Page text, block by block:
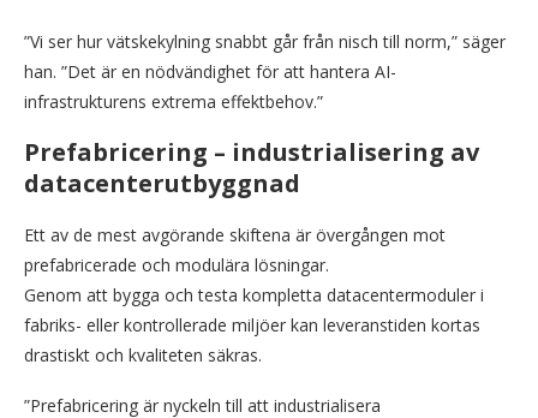
”Vi ser hur vätskekylning snabbt går från nisch till norm,” säger
han. ”Det är en nödvändighet för att hantera AI-
infrastrukturens extrema effektbehov.”
Prefabricering – industrialisering av
datacenterutbyggnad
Ett av de mest avgörande skiftena är övergången mot
prefabricerade och modulära lösningar.
Genom att bygga och testa kompletta datacentermoduler i
fabriks- eller kontrollerade miljöer kan leveranstiden kortas
drastiskt och kvaliteten säkras.
”Prefabricering är nyckeln till att industrialisera